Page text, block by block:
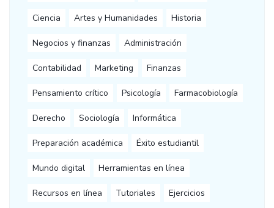
Ciencia Artes y Humanidades Historia
Negocios y finanzas Administración
Contabilidad Marketing Finanzas
Pensamiento crítico Psicología Farmacobiología
Derecho Sociología Informática
Preparación académica Éxito estudiantil
Mundo digital Herramientas en línea
Recursos en línea Tutoriales Ejercicios